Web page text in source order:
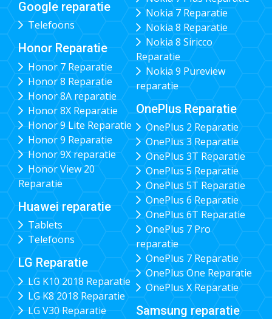
Google reparatie
Telefoons
Honor Reparatie
Honor 7 Reparatie
Honor 8 Reparatie
Honor 8A reparatie
Honor 8X Reparatie
Honor 9 Lite Reparatie
Honor 9 Reparatie
Honor 9X reparatie
Honor View 20
Reparatie
Huawei reparatie
Tablets
Telefoons
LG Reparatie
LG K10 2018 Reparatie
LG K8 2018 Reparatie
LG V30 Reparatie
Nokia 7 Reparatie
Nokia 8 Reparatie
Nokia 8 Siricco
Reparatie
Nokia 9 Pureview
reparatie
OnePlus Reparatie
OnePlus 2 Reparatie
OnePlus 3 Reparatie
OnePlus 3T Reparatie
OnePlus 5 Reparatie
OnePlus 5T Reparatie
OnePlus 6 Reparatie
OnePlus 6T Reparatie
OnePlus 7 Pro
reparatie
OnePlus 7 Reparatie
OnePlus One Reparatie
OnePlus X Reparatie
Samsung reparatie